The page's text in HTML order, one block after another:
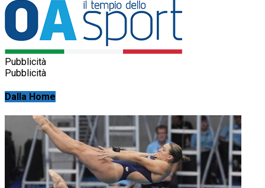
Pubblicità
Pubblicità
Dalla Home